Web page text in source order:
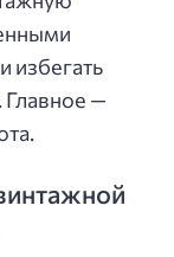
избегать
—